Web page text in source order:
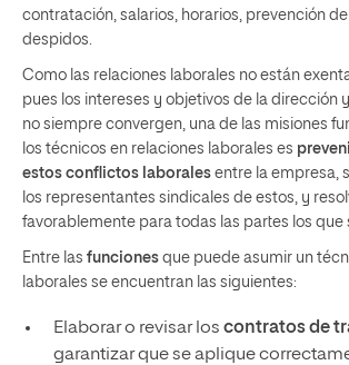
contratación, salarios, horarios, prevención
despidos.
Como las relaciones laborales no están
pues los intereses y objetivos de la dirección
no siempre convergen, una de las misiones
los técnicos en relaciones laborales es
estos conflictos laborales entre la empresa,
los representantes sindicales de estos, y
favorablemente para todas las partes los que
Entre las funciones que puede asumir un
laborales se encuentran las siguientes:
Elaborar o revisar los contratos de
garantizar que se aplique